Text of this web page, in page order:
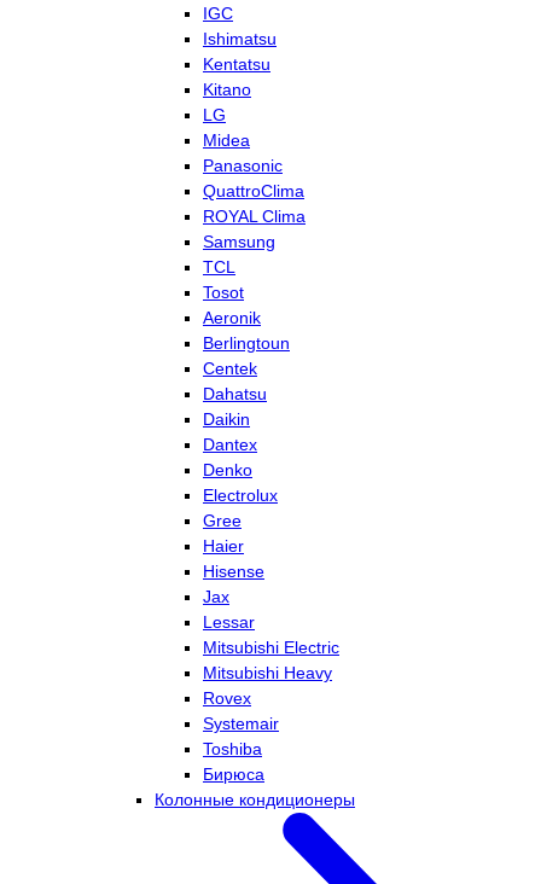
IGC
Ishimatsu
Kentatsu
Kitano
LG
Midea
Panasonic
QuattroClima
ROYAL Clima
Samsung
TCL
Tosot
Aeronik
Berlingtoun
Centek
Dahatsu
Daikin
Dantex
Denko
Electrolux
Gree
Haier
Hisense
Jax
Lessar
Mitsubishi Electric
Mitsubishi Heavy
Rovex
Systemair
Toshiba
Бирюса
Колонные кондиционеры